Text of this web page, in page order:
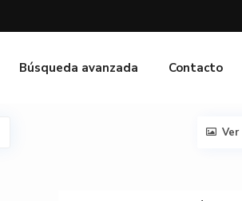
Búsqueda avanzada Contacto
Ver